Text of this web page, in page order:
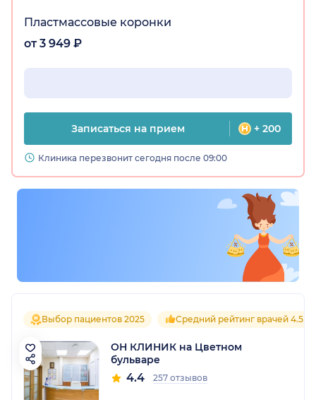
Пластмассовые коронки
от 3 949 ₽
Записаться на прием + 200
Клиника перезвонит сегодня после 09:00
Выбор пациентов 2025 Средний рейтинг врачей 4.5
ОН КЛИНИК на Цветном
бульваре
4.4 257 отзывов